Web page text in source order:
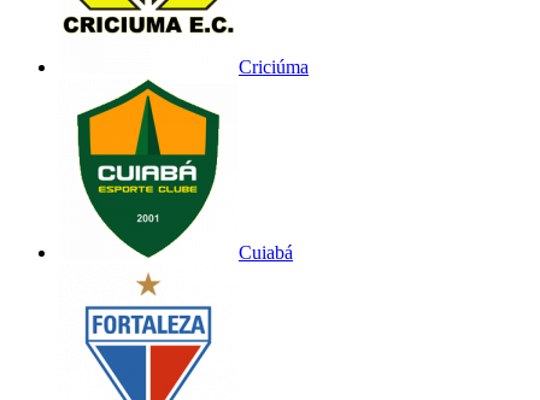
Criciúma
Cuiabá